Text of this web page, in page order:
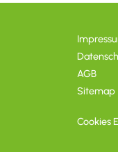
AGB
Sitemap
Cookies